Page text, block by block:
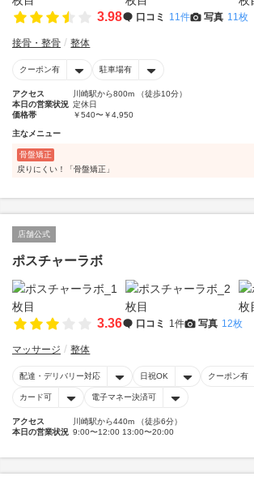
3.98 口コミ 11件 写真 11枚
接骨・整骨 整体
クーポン有 駐車場有
アクセス
川崎駅から800m （徒歩10分）
本日の営業状況 定休日
価格帯
￥540〜￥4,950
主なメニュー
骨盤矯正
戻りにくい！「骨盤矯正」
店舗公式
ポスチャーラボ
3.36 口コミ 1件 写真 12枚
マッサージ 整体
配達・デリバリー対応 日祝OK クーポン有
カード可 電子マネー決済可
アクセス
川崎駅から440m （徒歩6分）
本日の営業状況 9:00〜12:00 13:00〜20:00